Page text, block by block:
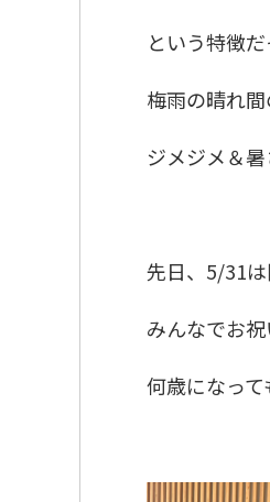
という特徴だ
梅雨の晴れ
ジメジメ＆
先日、5/31
みんなでお
何歳になっ